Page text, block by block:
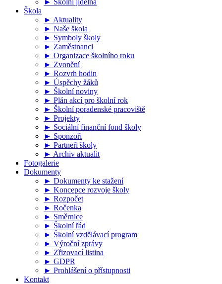
► Školní jídelna
Škola
► Aktuality
► Naše škola
► Symboly školy
► Zaměstnanci
► Organizace školního roku
► Zvonění
► Rozvrh hodin
► Úspěchy žáků
► Školní noviny
► Plán akcí pro školní rok
► Školní poradenské pracoviště
► Projekty
► Sociální finanční fond školy
► Sponzoři
► Partneři školy
► Archiv aktualit
Fotogalerie
Dokumenty
► Dokumenty ke stažení
► Koncepce rozvoje školy
► Rozpočet
► Ročenka
► Směrnice
► Školní řád
► Školní vzdělávací program
► Výroční zprávy
► Zřizovací listina
► GDPR
► Prohlášení o přístupnosti
Kontakt